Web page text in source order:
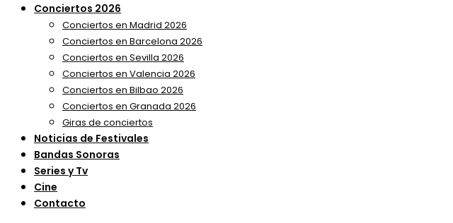
Conciertos 2026
Conciertos en Madrid 2026
Conciertos en Barcelona 2026
Conciertos en Sevilla 2026
Conciertos en Valencia 2026
Conciertos en Bilbao 2026
Conciertos en Granada 2026
Giras de conciertos
Noticias de Festivales
Bandas Sonoras
Series y Tv
Cine
Contacto